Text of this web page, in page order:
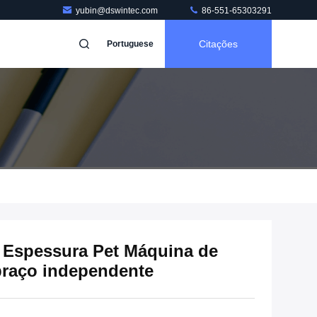
yubin@dswintec.com 86-551-65303291
Portuguese Citações
Pet Máquina de
independente